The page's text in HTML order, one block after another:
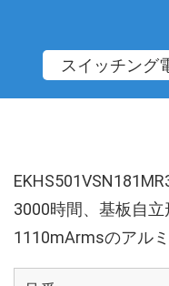
スイッチング
3000時間、基板自
1110mArmsのアル